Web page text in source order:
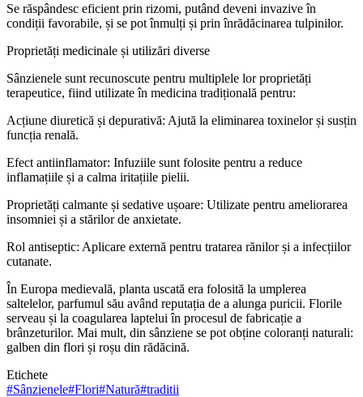
Se răspândesc eficient prin rizomi, putând deveni invazive în
condiții favorabile, și se pot înmulți și prin înrădăcinarea tulpinilor.
Proprietăți medicinale și utilizări diverse
Sânzienele sunt recunoscute pentru multiplele lor proprietăți
terapeutice, fiind utilizate în medicina tradițională pentru:
Acțiune diuretică și depurativă: Ajută la eliminarea toxinelor și susțin
funcția renală.
Efect antiinflamator: Infuziile sunt folosite pentru a reduce
inflamațiile și a calma iritațiile pielii.
Proprietăți calmante și sedative ușoare: Utilizate pentru ameliorarea
insomniei și a stărilor de anxietate.
Rol antiseptic: Aplicare externă pentru tratarea rănilor și a infecțiilor
cutanate.
În Europa medievală, planta uscată era folosită la umplerea
saltelelor, parfumul său având reputația de a alunga puricii. Florile
serveau și la coagularea laptelui în procesul de fabricație a
brânzeturilor. Mai mult, din sânziene se pot obține coloranți naturali:
galben din flori și roșu din rădăcină.
Etichete
#Sânzienele#Flori#Natură#traditii